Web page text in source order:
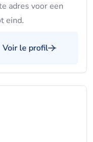
adres voor een
eind.
Voir le profil